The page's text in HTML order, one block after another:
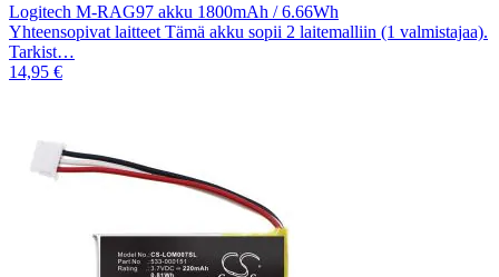
Logitech M-RAG97 akku 1800mAh / 6.66Wh
Yhteensopivat laitteet Tämä akku sopii 2 laitemalliin (1 valmistajaa).
Tarkist…
14,95 €